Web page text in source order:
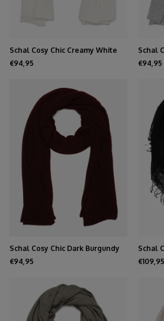
Schal Cosy Chic Creamy White
€94,95
Schal
Melee
€94,95
Schal Cosy Chic Dark Burgundy
€94,95
Schal
€109,95